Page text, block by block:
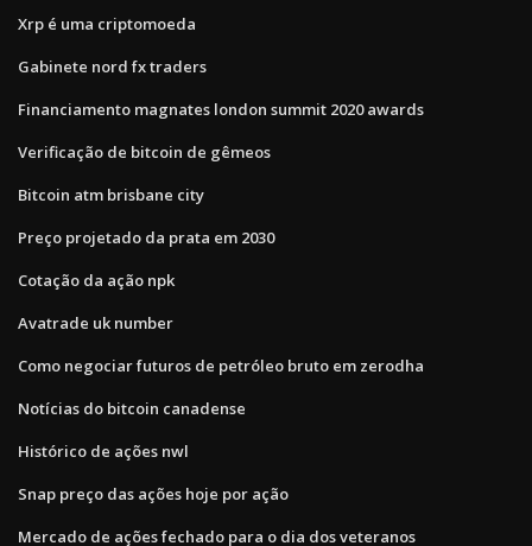
Xrp é uma criptomoeda
Gabinete nord fx traders
Financiamento magnates london summit 2020 awards
Verificação de bitcoin de gêmeos
Bitcoin atm brisbane city
Preço projetado da prata em 2030
Cotação da ação npk
Avatrade uk number
Como negociar futuros de petróleo bruto em zerodha
Notícias do bitcoin canadense
Histórico de ações nwl
Snap preço das ações hoje por ação
Mercado de ações fechado para o dia dos veteranos